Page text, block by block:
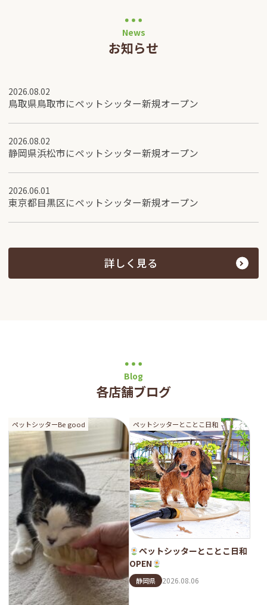
News
お知らせ
2026.08.02
鳥取県鳥取市にペットシッター新規オープン
2026.08.02
静岡県浜松市にペットシッター新規オープン
2026.06.01
東京都目黒区にペットシッター新規オープン
詳しく見る
Blog
各店舗ブログ
ペットシッターBe good ペットシッターとことこ日和
ペットシッターとことこ日和
OPEN
静岡県 2026.08.06